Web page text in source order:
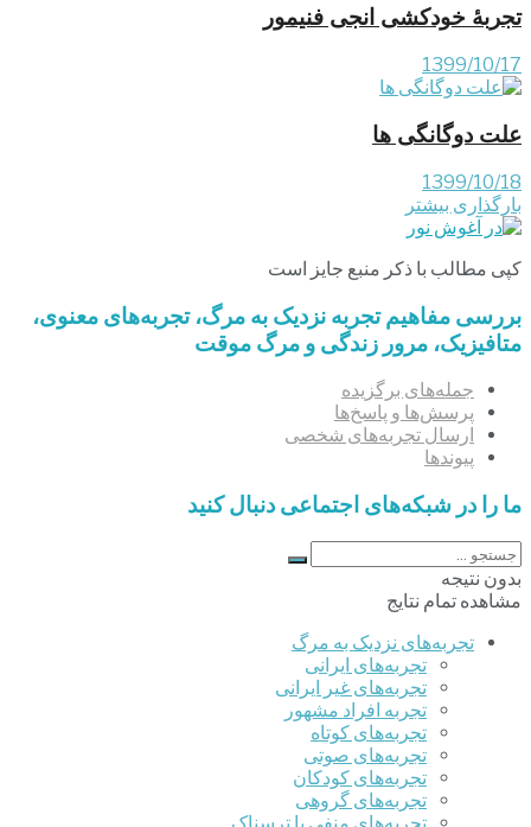
تجربۀ خودکشی انجی فنیمور
1399/10/17
علت دوگانگی ها
1399/10/18
بارگذاری بیشتر
کپی مطالب با ذکر منبع جایز است
بررسی مفاهیم تجربه‌ نزدیک به مرگ، تجربه‌های معنوی،
متافیزیک، مرور زندگی و مرگ موقت
جمله‌های برگزیده
پرسش‌ها و پاسخ‌ها
ارسال تجربه‌های شخصی
پیوندها
ما را در شبکه‌های اجتماعی دنبال کنید
بدون نتیجه
مشاهده تمام نتایج
تجربه‌های نزدیک به مرگ
تجربه‌های ایرانی
تجربه‌های غیر ایرانی
تجربه افراد مشهور
تجربه‌های کوتاه
تجربه‌های صوتی
تجربه‌های کودکان
تجربه‌های گروهی